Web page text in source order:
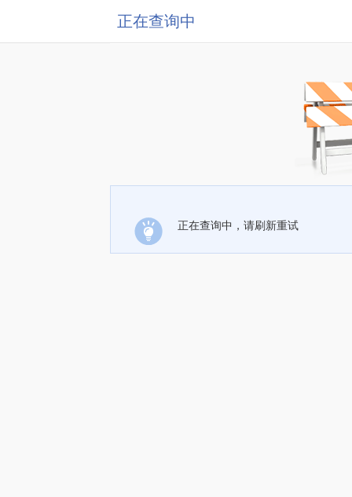
正在查询中
正在查询中，请刷新重试